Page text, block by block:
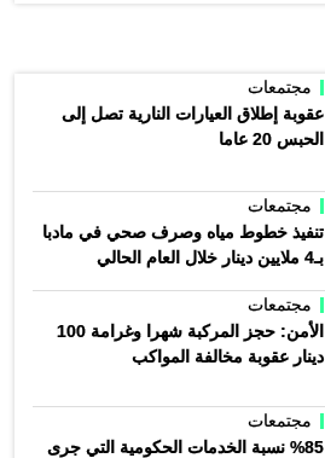
مجتمعات
عقوبة إطلاق العيارات النارية تصل إلى
الحبس 20 عاما
مجتمعات
تنفيذ خطوط مياه وصرف صحي في مادبا
بـ4 ملايين دينار خلال العام الحالي
مجتمعات
الأمن: حجز المركبة شهرا وغرامة 100
دينار عقوبة مخالفة المواكب
مجتمعات
%85 نسبة الخدمات الحكومية التي جرى